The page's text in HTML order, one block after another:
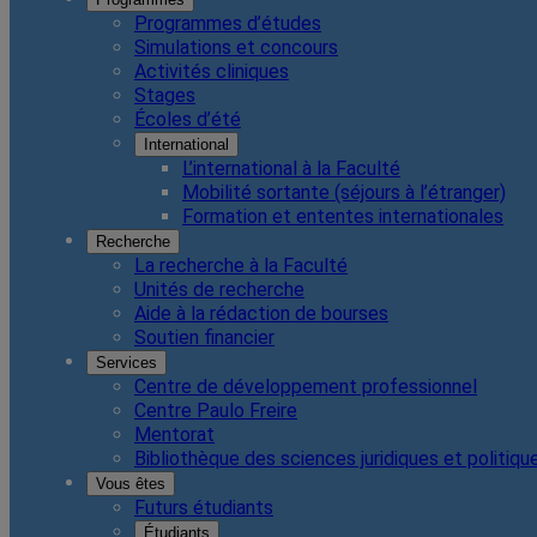
Programmes d’études
Simulations et concours
Activités cliniques
Stages
Écoles d’été
International
L’international à la Faculté
Mobilité sortante (séjours à l’étranger)
Formation et ententes internationales
Recherche
La recherche à la Faculté
Unités de recherche
Aide à la rédaction de bourses
Soutien financier
Services
Centre de développement professionnel
Centre Paulo Freire
Mentorat
Bibliothèque des sciences juridiques et
Vous êtes
Futurs étudiants
Étudiants